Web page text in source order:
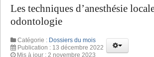
Les techniques d’anesthésie
odontologie
Catégorie : Dossiers du mois
Publication : 13 décembre 2022
Mis à jour : 2 novembre 2023